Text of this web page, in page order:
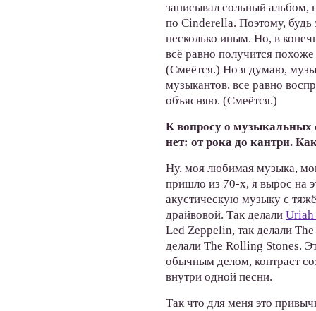
записывал сольный альбом,
по Cinderella. Поэтому,
несколько иным. Но, в
всё равно получится
(Смеётся.) Но я думаю,
музыкантов, все равно
объясняю. (Смеётся.)
К вопросу о музыкальных
нет: от рока до кантри.
Ну, моя любимая музыка,
пришло из 70-х, я вырос на
акустическую музыку с
драйвовой. Так делали Uriah
Led Zeppelin, так делали The
делали The Rolling Stones.
обычным делом, контраст
внутри одной песни.
Так что для меня это